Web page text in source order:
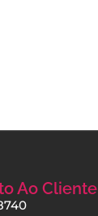
Ao Cliente